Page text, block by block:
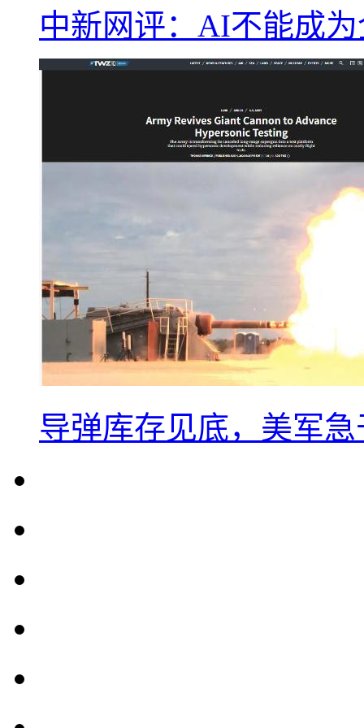
中新网评：AI不能成
导弹库存见底，美军